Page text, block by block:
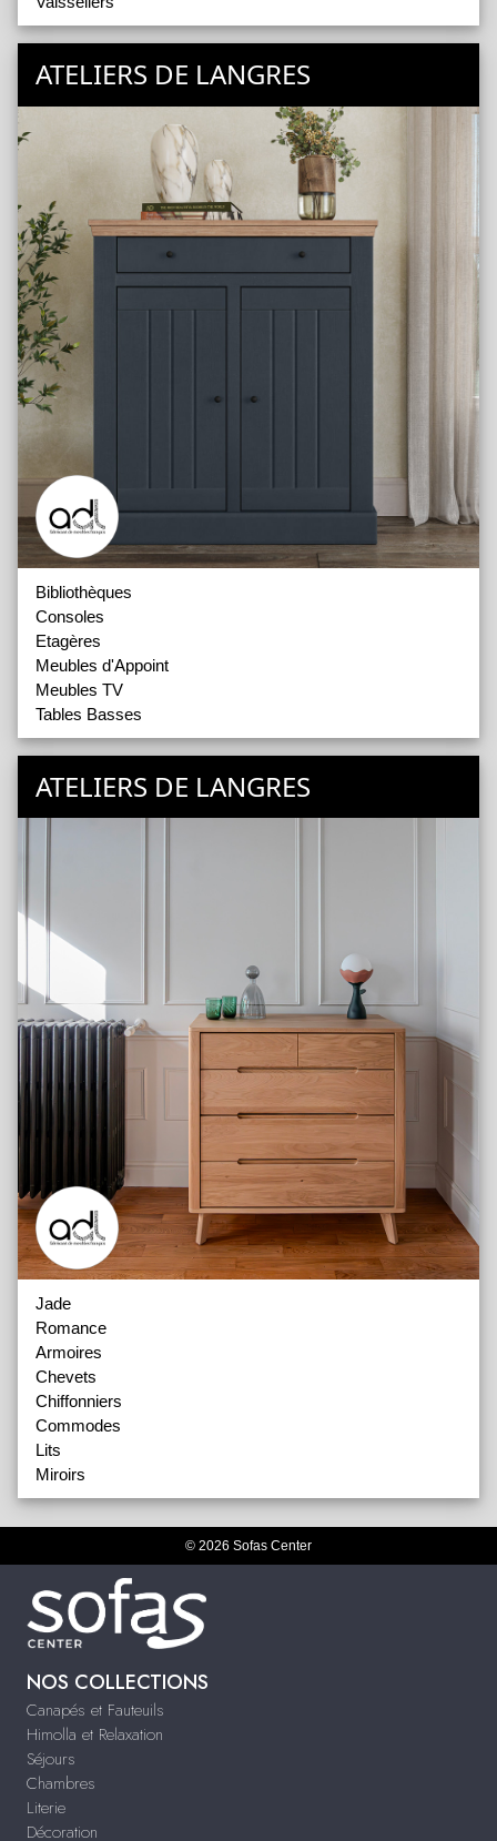
ATELIERS DE LANGRES
Bibliothèques
Consoles
Etagères
Meubles d'Appoint
Meubles TV
Tables Basses
ATELIERS DE LANGRES
Jade
Romance
Armoires
Chevets
Chiffonniers
Commodes
Lits
Miroirs
© 2026 Sofas Center
NOS COLLECTIONS
Canapés et Fauteuils
Himolla et Relaxation
Séjours
Chambres
Literie
Décoration